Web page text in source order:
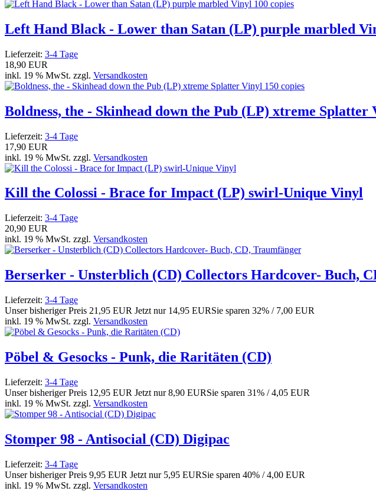
Left Hand Black - Lower than Satan (LP) purple marbled
Lieferzeit: 3-4 Tage
18,90 EUR
inkl. 19 % MwSt. zzgl. Versandkosten
Boldness, the - Skinhead down the Pub (LP) xtreme Splatter
Lieferzeit: 3-4 Tage
17,90 EUR
inkl. 19 % MwSt. zzgl. Versandkosten
Kill the Colossi - Brace for Impact (LP) swirl-Unique Vinyl
Lieferzeit: 3-4 Tage
20,90 EUR
inkl. 19 % MwSt. zzgl. Versandkosten
Berserker - Unsterblich (CD) Collectors Hardcover- Buch,
Lieferzeit: 3-4 Tage
Unser bisheriger Preis 21,95 EUR Jetzt nur 14,95 EURSie sparen 32% / 7,00 EUR
inkl. 19 % MwSt. zzgl. Versandkosten
Pöbel & Gesocks - Punk, die Raritäten (CD)
Lieferzeit: 3-4 Tage
Unser bisheriger Preis 12,95 EUR Jetzt nur8,90 EURSie sparen 31% / 4,05 EUR
inkl. 19 % MwSt. zzgl. Versandkosten
Stomper 98 - Antisocial (CD) Digipac
Lieferzeit: 3-4 Tage
Unser bisheriger Preis 9,95 EUR Jetzt nur 5,95 EURSie sparen 40% / 4,00 EUR
inkl. 19 % MwSt. zzgl. Versandkosten